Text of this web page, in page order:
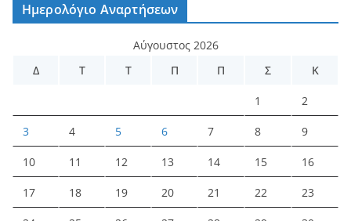
Ημερολόγιο Αναρτήσεων
Αύγουστος 2026
Δ
Τ Τ Π Π Σ Κ
1 2
3 4 5 6 7 8 9
10 11 12 13 14 15 16
17 18 19 20 21 22 23